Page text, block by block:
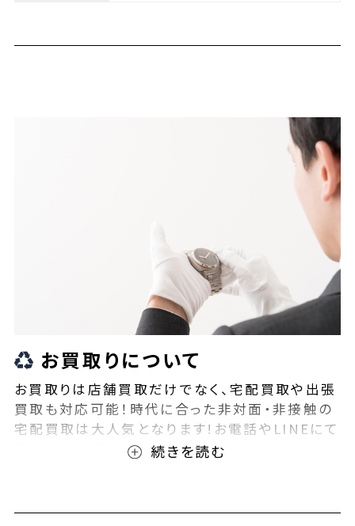
お買取りについて
お買取りは店舗買取だけでなく、宅配買取や出張
買取も対応可能！時代に合った非対面・非接触の
宅配買取は大人気となります!お電話やLINEにて
事前査定が可能となっております！また無料の宅